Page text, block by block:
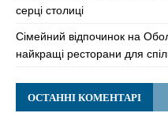
серці столиці
Сімейний відпочинок на
найкращі ресторани для
ОСТАННІ КОМЕНТАРІ